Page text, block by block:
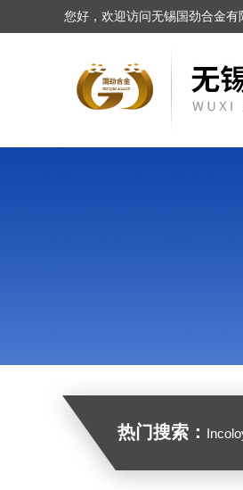
您好，欢迎访问无锡国劲合金有
热门搜索： Incoloy